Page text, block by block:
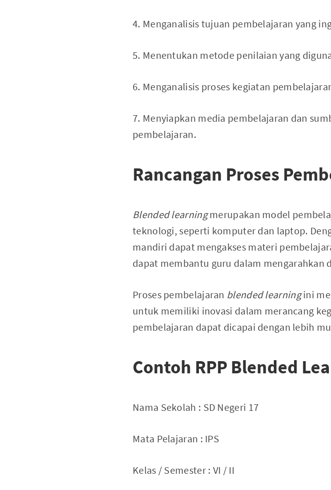
4. Menganalisis tujuan pembelajaran yang
5. Menentukan metode penilaian yang
6. Menganalisis proses kegiatan
7. Menyiapkan media pembelajaran dan
pembelajaran.
Rancangan Proses
Blended learningmerupakan model
teknologi, seperti komputer dan laptop.
mandiri dapat mengakses materi
dapat membantu guru dalam mengarahkan
Proses pembelajaran blended learningini
untuk memiliki inovasi dalam merancang
pembelajaran dapat dicapai dengan lebih
Contoh RPP Blended
Nama Sekolah : SD Negeri 17
Mata Pelajaran : IPS
Kelas / Semester : VI / II